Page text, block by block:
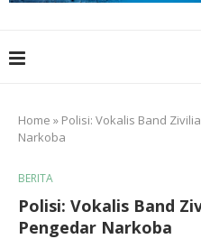
Home » Polisi: Vokalis Band
Narkoba
BERITA
Polisi: Vokalis Band
Pengedar Narkoba